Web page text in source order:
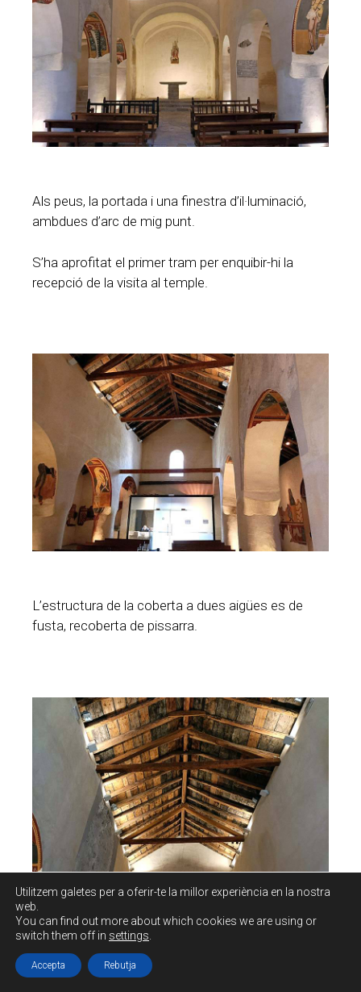
Als peus, la portada i una finestra d’il·luminació,
ambdues d’arc de mig punt.
S’ha aprofitat el primer tram per enquibir-hi la
recepció de la visita al temple.
L’estructura de la coberta a dues aigües es de
fusta, recoberta de pissarra.
La il·luminació natural s’efectua per diverses
finestres, quasi totes d’arc de mig punt, repartides
Utilitzem galetes per a oferir-te la millor experiència en la nostra
web.
You can find out more about which cookies we are using or
switch them off in settings
Accepta Rebutja